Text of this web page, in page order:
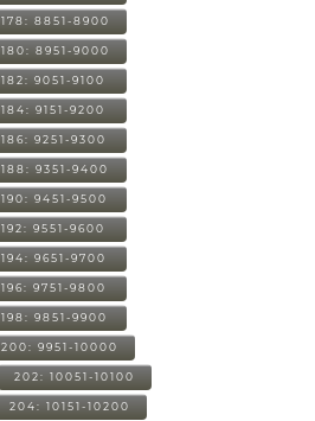
178: 8851-8900
180: 8951-9000
182: 9051-9100
184: 9151-9200
186: 9251-9300
188: 9351-9400
190: 9451-9500
192: 9551-9600
194: 9651-9700
196: 9751-9800
198: 9851-9900
200: 9951-10000
202: 10051-10100
204: 10151-10200